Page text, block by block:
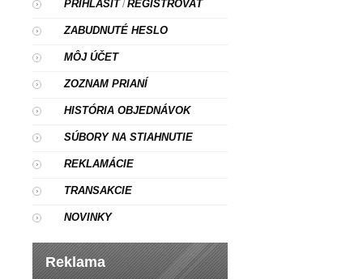
PRIHLÁSIŤ/REGISTROVAŤ
ZABUDNUTÉ HESLO
MÔJ ÚČET
ZOZNAM PRIANÍ
HISTÓRIA OBJEDNÁVOK
SÚBORY NA STIAHNUTIE
REKLAMÁCIE
TRANSAKCIE
NOVINKY
Reklama